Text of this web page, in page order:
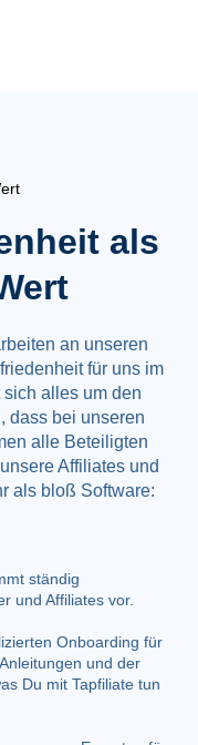
als
an unseren
für uns im
alles um den
dass bei unseren
alle Beteiligten
Affiliates und
als bloß Software:
ständig
und Affiliates vor.
Onboarding für
und der
Du mit Tapfiliate tun